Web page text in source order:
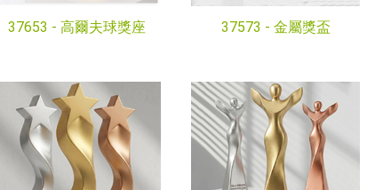
37653 - 高爾夫球獎座 37573 - 金屬獎盃